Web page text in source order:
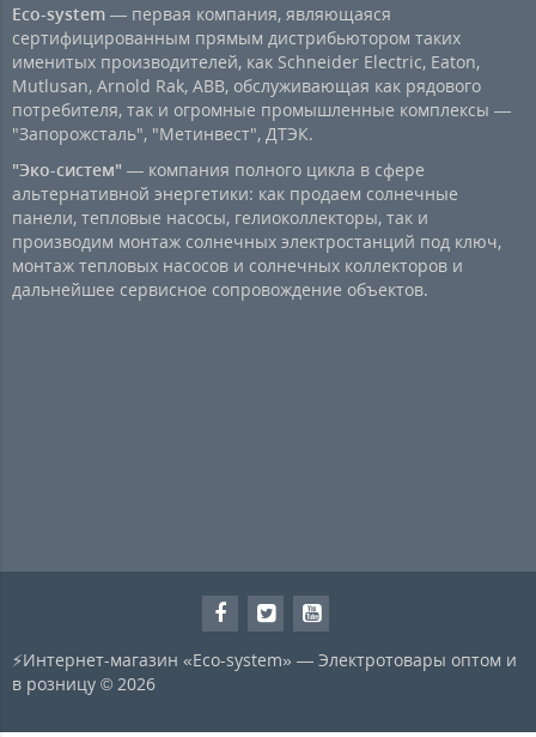
Eco-system — первая компания, являющаяся
сертифицированным прямым дистрибьютором таких
именитых производителей, как Schneider Electric, Eaton,
Mutlusan, Arnold Rak, ABB, обслуживающая как рядового
потребителя, так и огромные промышленные комплексы —
"Запорожсталь", "Метинвест", ДТЭК.
"Эко-систем" — компания полного цикла в сфере
альтернативной энергетики: как продаем солнечные
панели, тепловые насосы, гелиоколлекторы, так и
производим монтаж солнечных электростанций под ключ,
монтаж тепловых насосов и солнечных коллекторов и
дальнейшее сервисное сопровождение объектов.
⚡Интернет-магазин «Eco-system» — Электротовары оптом и
в розницу © 2026